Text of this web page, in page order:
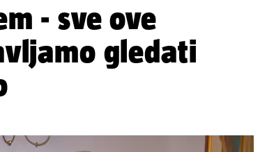
- sve ove
gledati